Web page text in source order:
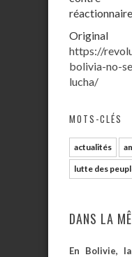
https://
bolivia-no-
lucha/
MOTS-CLÉS
actualités
lutte des
DANS LA
En Bolivie,